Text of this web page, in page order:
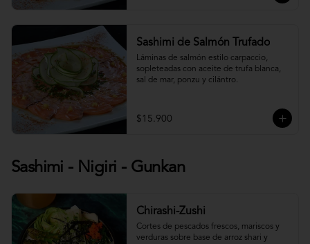
Sashimi de Salmón Trufado
Láminas de salmón estilo carpaccio,
sopleteadas con aceite de trufa blanca,
sal de mar, ponzu y cilántro.
$15.900
Sashimi - Nigiri - Gunkan
Chirashi-Zushi
Cortes de pescados frescos, mariscos y
verduras sobre base de arroz shari y